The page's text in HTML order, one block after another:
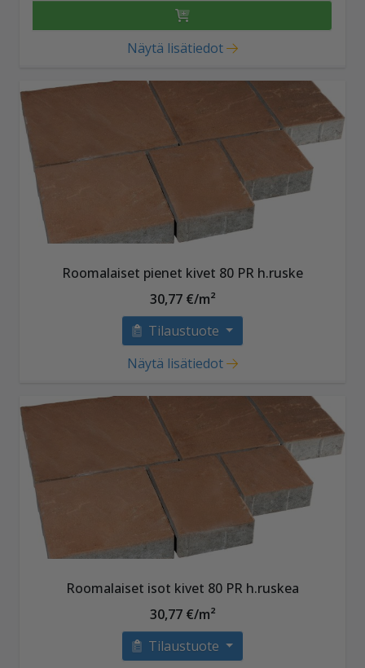
Näytä lisätiedot
Roomalaiset pienet kivet 80 PR h.ruske
30,77 €/m²
Tilaustuote
Näytä lisätiedot
Roomalaiset isot kivet 80 PR h.ruskea
30,77 €/m²
Tilaustuote